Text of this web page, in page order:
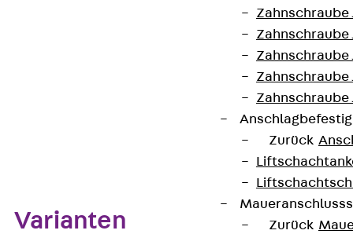
Zahnschraube
Zahnschraube
Zahnschraube
Zahnschraube
Zahnschraube
Zurück
Zurück
Varianten